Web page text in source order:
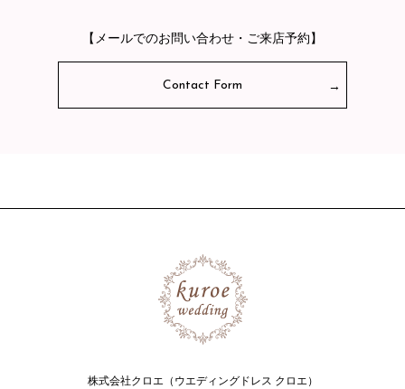
【メールでのお問い合わせ・ご来店予約】
Contact Form
株式会社クロエ（ウエディングドレス クロエ）